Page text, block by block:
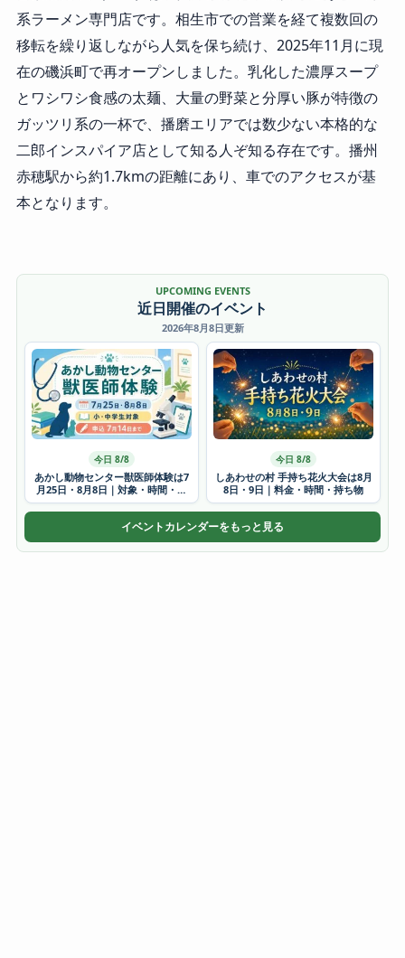
系ラーメン専門店です。相生市での営業を経て複数回の
移転を繰り返しながら人気を保ち続け、2025年11月に現
在の磯浜町で再オープンしました。乳化した濃厚スープ
とワシワシ食感の太麺、大量の野菜と分厚い豚が特徴の
ガッツリ系の一杯で、播磨エリアでは数少ない本格的な
二郎インスパイア店として知る人ぞ知る存在です。播州
赤穂駅から約1.7kmの距離にあり、車でのアクセスが基
本となります。
UPCOMING EVENTS
近日開催のイベント
2026年8月8日更新
今日 8/8
あかし動物センター獣医師体験は7
月25日・8月8日｜対象・時間・申
込方法
今日 8/8
しあわせの村 手持ち花火大会は8月
8日・9日｜料金・時間・持ち物
イベントカレンダーをもっと見る